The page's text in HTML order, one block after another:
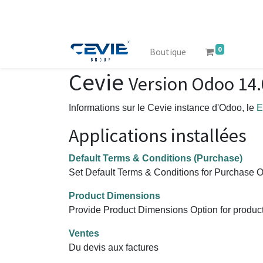
Boutique 0
Cevie Version Odoo
Informations sur le Cevie instance d'Odoo, le
Applications installées
Default Terms & Conditions (Purchase)
Set Default Terms & Conditions for Purchase
Product Dimensions
Provide Product Dimensions Option for
Ventes
Du devis aux factures